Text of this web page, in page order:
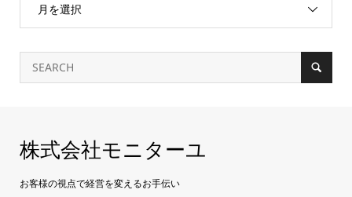
月を選択
株式会社モニターユ
お客様の視点で経営を変えるお手伝い